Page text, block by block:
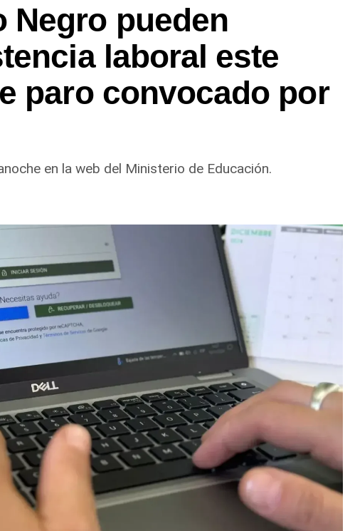
Negro pueden
laboral este
paro convocado por
en la web del Ministerio de Educación.